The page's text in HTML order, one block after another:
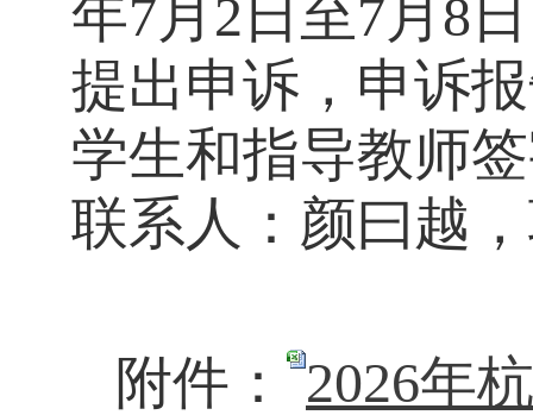
年7月2日至7月8
提出申诉，申诉
学生和指导教师
联系人：颜曰越
附件：
2026年